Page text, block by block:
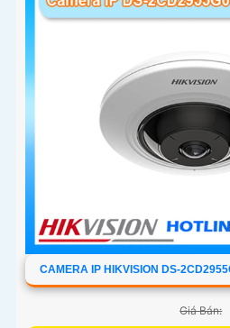
CAMERA IP HIKVISION DS-
Giá Bán: